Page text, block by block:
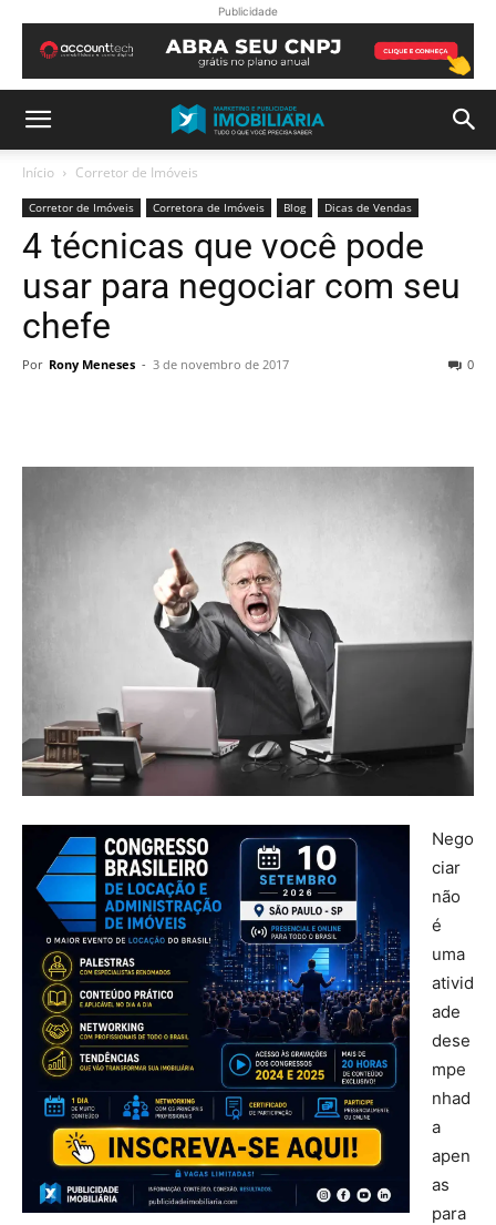
Publicidade
Início Corretor de Imóveis
Corretor de Imóveis Corretora de Imóveis Blog Dicas de Vendas
4 técnicas que você pode
usar para negociar com seu
chefe
Por Rony Meneses - 3 de novembro de 2017 0
Nego
ciar
não
é
uma
ativid
ade
dese
mpe
nhad
a
apen
as
para